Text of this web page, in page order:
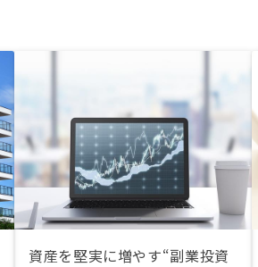
資産を堅実に増やす“副業投資